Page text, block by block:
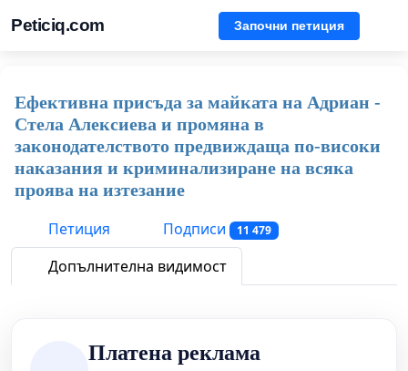
Peticiq.com Започни петиция
Ефективна присъда за майката на Адриан -
Стела Алексиева и промяна в
законодателството предвиждаща по-високи
наказания и криминализиране на всяка
проява на изтезание
Петиция
Подписи 11 479
Допълнителна видимост
Платена реклама